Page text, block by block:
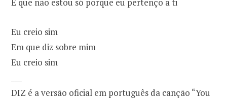
Eu creio sim
Em que diz sobre mim
Eu creio sim
DIZ é a versão oficial em português da canção “You